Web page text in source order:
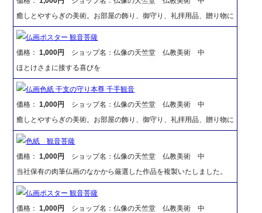
癒しとやすらぎの美術。お部屋の飾り、御守り、礼拝用品、贈り物に
仏画ポスター 観音菩薩
価格：1,000円
ショップ名：仏像の天竺堂 仏教美術 中
ほとけさまに接する喜びを
仏画色紙 干支の守り本尊 千手観音
価格：1,000円
ショップ名：仏像の天竺堂 仏教美術 中
癒しとやすらぎの美術。お部屋の飾り、御守り、礼拝用品、贈り物に
色紙 観音菩薩
価格：1,000円
ショップ名：仏像の天竺堂 仏教美術 中
当社保有の肉筆仏画のなかから厳選した作品を複製いたしました。
仏画ポスター 観音菩薩
価格：1,000円
ショップ名：仏像の天竺堂 仏教美術 中